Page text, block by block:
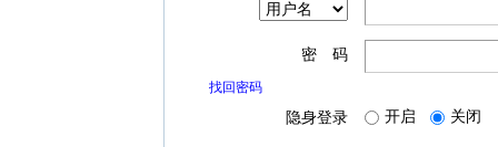
密 码
找回密码
隐身登录 开启 关闭